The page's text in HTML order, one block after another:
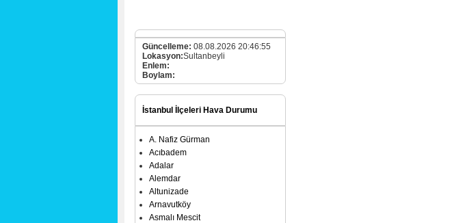
Güncelleme: 08.08.2026 20:46:55
Lokasyon:Sultanbeyli
Enlem:
Boylam:
İstanbul İlçeleri Hava Durumu
A. Nafiz Gürman
Acıbadem
Adalar
Alemdar
Altunizade
Arnavutköy
Asmalı Mescit